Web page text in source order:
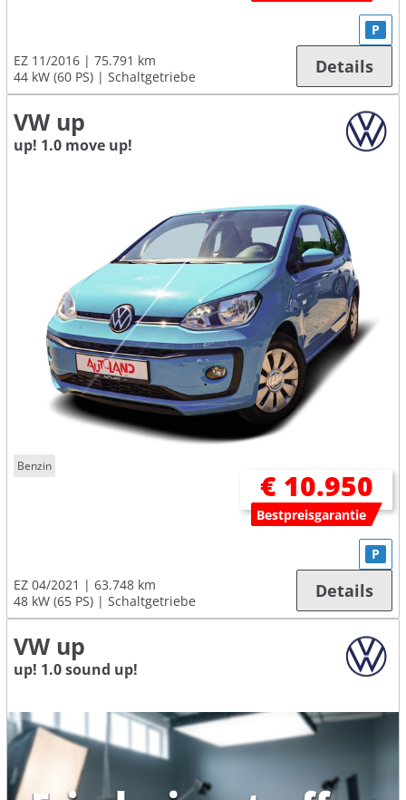
EZ 11/2016
75.791 km
44 kW (60 PS)
Schaltgetriebe
P
Details
VW up
up! 1.0 move up!
Benzin
€ 10.950
Bestpreisgarantie
EZ 04/2021
63.748 km
48 kW (65 PS)
Schaltgetriebe
P
Details
VW up
up! 1.0 sound up!